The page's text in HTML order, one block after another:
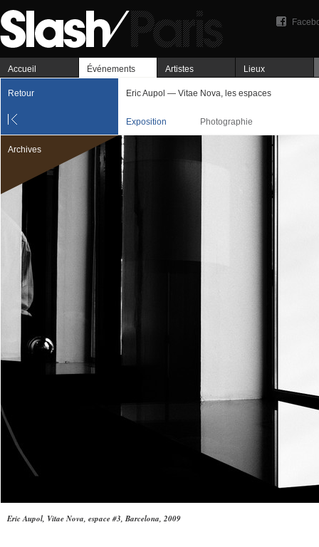
Accueil Événements Artistes Lieux
Retour Eric Aupol — Vitae Nova, les espaces
Exposition Photographie
Archives
Eric Aupol, Vitae Nova, espace #3, Barcelona, 2009